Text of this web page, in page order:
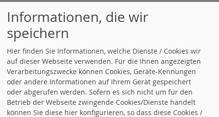
Veranstaltungskalender
Alle Termine öffnen.
11.09.2026, 00:00 Uhr - 11.09.2026
19.09.2026, 09:00 Uhr - 12:00 UhrLandesvorstandsklausur
02.10.2026, 17:00 Uhr - 19:00 UhrPräsidium
Alle Termine
Informationen, die wir
speichern
Hier finden Sie Informationen, welche Dienste / Cookies wir
auf dieser Webseite verwenden. Für die Ihnen angezeigten
Verarbeitungszwecke können Cookies, Geräte-Kennungen
oder andere Informationen auf Ihrem Gerät gespeichert
oder abgerufen werden. Sofern es sich nicht um für den
Betrieb der Webseite zwingende Cookies/Dienste handelt
können Sie diese hier konfigurieren, so dass diese Cookies /